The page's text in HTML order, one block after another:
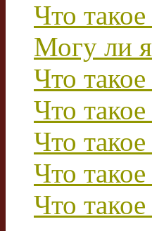
Что
Могу ли
Что
Что
Что
Что
Что